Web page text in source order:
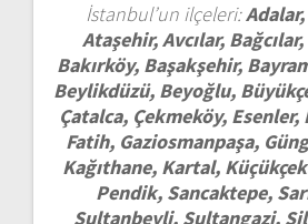
İstanbul’un ilçeleri:
Ataşehir, Avcılar,
Bakırköy, Başakşehir,
Beylikdüzü, Beyoğlu,
Çatalca, Çekmeköy,
Fatih, Gaziosmanpaşa,
Kağıthane, Kartal,
Pendik, Sancaktepe,
Sultanbeyli, Sultangazi,